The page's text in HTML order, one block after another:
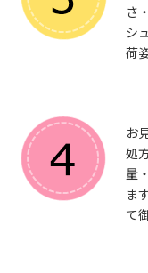
さ
シ
荷
お
処
量
ま
て